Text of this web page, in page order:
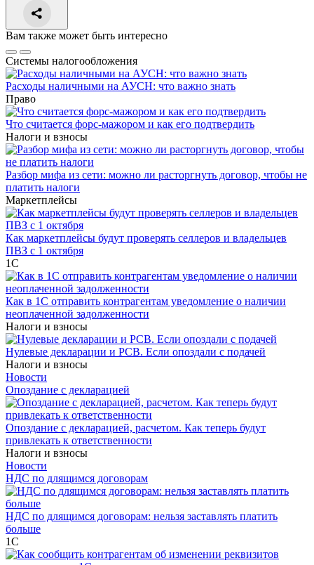
Вам также может быть интересно
Системы налогообложения
Расходы наличными на АУСН: что важно знать
Право
Что считается форс-мажором и как его подтвердить
Налоги и взносы
Разбор мифа из сети: можно ли расторгнуть договор, чтобы не
платить налоги
Маркетплейсы
Как маркетплейсы будут проверять селлеров и владельцев
ПВЗ с 1 октября
1С
Как в 1С отправить контрагентам уведомление о наличии
неоплаченной задолженности
Налоги и взносы
Нулевые декларации и РСВ. Если опоздали с подачей
Налоги и взносы
Новости
Опоздание с декларацией
Опоздание с декларацией, расчетом. Как теперь будут
привлекать к ответственности
Налоги и взносы
Новости
НДС по длящимся договорам
НДС по длящимся договорам: нельзя заставлять платить
больше
1С